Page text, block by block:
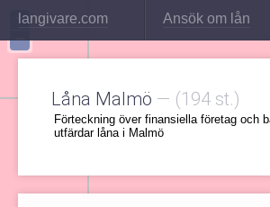
langivare.com Ansök om lån
Låna Malmö — (194 st.)
Förteckning över finansiella företag och
utfärdar låna i Malmö
+
−